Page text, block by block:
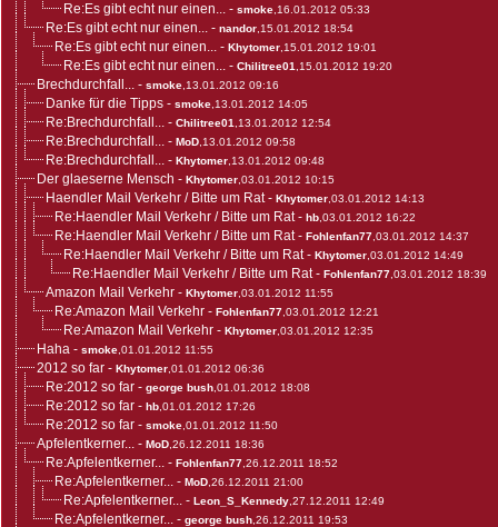
Re:Es gibt echt nur einen... - smoke ,16.01.2012 05:33
Re:Es gibt echt nur einen... - nandor ,15.01.2012 18:54
Re:Es gibt echt nur einen... - Khytomer ,15.01.2012 19:01
Re:Es gibt echt nur einen... - Chilitree01 ,15.01.2012 19:20
Brechdurchfall... - smoke ,13.01.2012 09:16
Danke für die Tipps - smoke ,13.01.2012 14:05
Re:Brechdurchfall... - Chilitree01 ,13.01.2012 12:54
Re:Brechdurchfall... - MoD ,13.01.2012 09:58
Re:Brechdurchfall... - Khytomer ,13.01.2012 09:48
Der glaeserne Mensch - Khytomer ,03.01.2012 10:15
Haendler Mail Verkehr / Bitte um Rat- Khytomer ,03.01.2012 14:13
Re:Haendler Mail Verkehr / Bitte um Rat- hb ,03.01.2012 16:22
Re:Haendler Mail Verkehr / Bitte um Rat- Fohlenfan77 ,03.01.2012 14:37
Re:Haendler Mail Verkehr / Bitte um Rat- Khytomer ,03.01.2012 14:49
Re:Haendler Mail Verkehr / Bitte um Rat- Fohlenfan77 ,03.01.2012 18:39
Amazon Mail Verkehr - Khytomer ,03.01.2012 11:55
Re:Amazon Mail Verkehr - Fohlenfan77 ,03.01.2012 12:21
Re:Amazon Mail Verkehr - Khytomer ,03.01.2012 12:35
Haha - smoke ,01.01.2012 11:55
2012 so far - Khytomer ,01.01.2012 06:36
Re:2012 so far - george bush ,01.01.2012 18:08
Re:2012 so far - hb ,01.01.2012 17:26
Re:2012 so far - smoke ,01.01.2012 11:50
Apfelentkerner... - MoD ,26.12.2011 18:36
Re:Apfelentkerner... - Fohlenfan77 ,26.12.2011 18:52
Re:Apfelentkerner... - MoD ,26.12.2011 21:00
Re:Apfelentkerner... - Leon_S_Kennedy ,27.12.2011 12:49
Re:Apfelentkerner... - george bush ,26.12.2011 19:53